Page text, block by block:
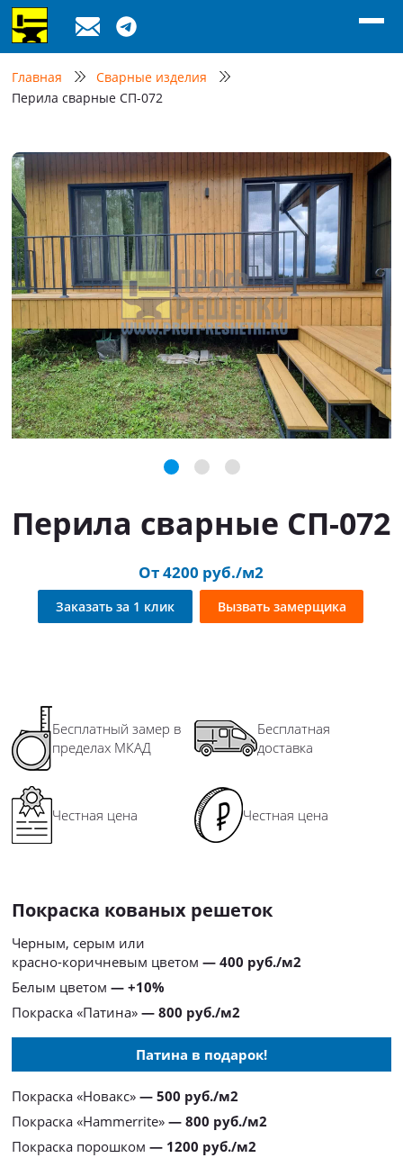
Главная
Сварные изделия
Перила сварные СП-072
Перила сварные СП-072
От 4200 руб./м2
Заказать за 1 клик Вызвать замерщика
Бесплатный замер в
пределах МКАД
Бесплатная
доставка
Честная цена Честная цена
Покраска кованых решеток
Черным, серым или
красно-коричневым цветом — 400 руб./м2
Белым цветом — +10%
Покраска «Патина» — 800 руб./м2
Патина в подарок!
Покраска «Новакс» — 500 руб./м2
Покраска «Hammerrite» — 800 руб./м2
Покраска порошком — 1200 руб./м2